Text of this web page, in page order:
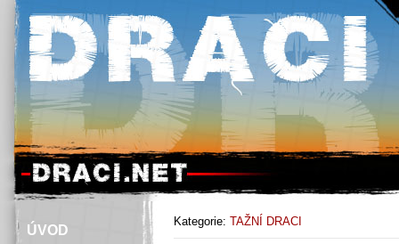
Kategorie: TAŽNÍ DRACI
ÚVOD